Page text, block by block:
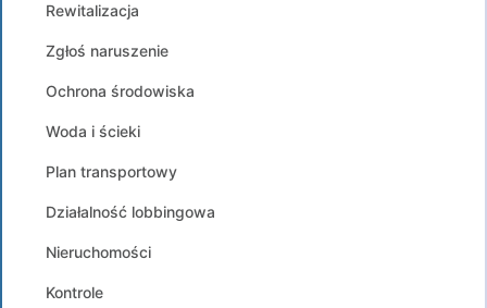
Rewitalizacja
Zgłoś naruszenie
Ochrona środowiska
Woda i ścieki
Plan transportowy
Działalność lobbingowa
Nieruchomości
Kontrole